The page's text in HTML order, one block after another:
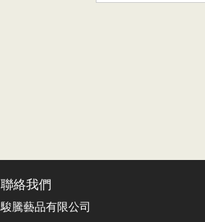
聯絡我們
駿騰藝品有限公司